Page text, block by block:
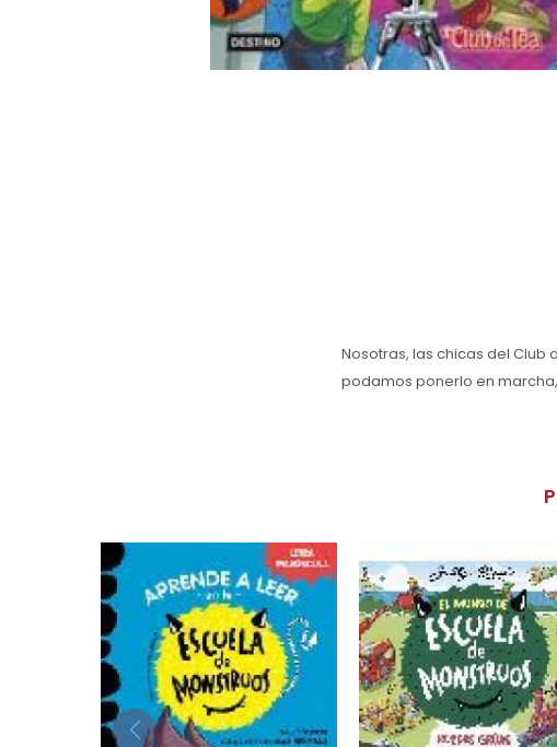
Nosotras, las chicas del Club
podamos ponerlo en